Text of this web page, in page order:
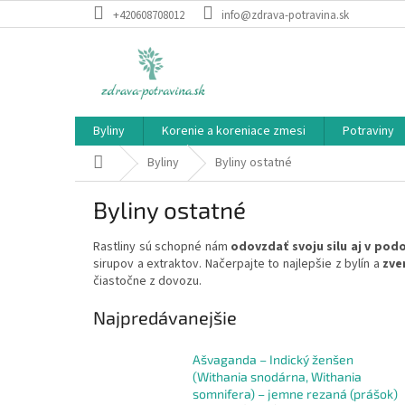
na
+420608708012 info@zdrava-potravina.sk
Byliny Korenie a koreniace zmesi Potraviny
DomovByliny Byliny ostatné
Byliny ostatné
Rastliny sú schopné nám odovzdať svoju silu aj v
sirupov a extraktov. Načerpajte to najlepšie z bylín a
čiastočne z dovozu.
Najpredávanejšie
Ašvaganda – Indický ženšen
(Withania snodárna, Withania
somnifera) – jemne rezaná (prášok)